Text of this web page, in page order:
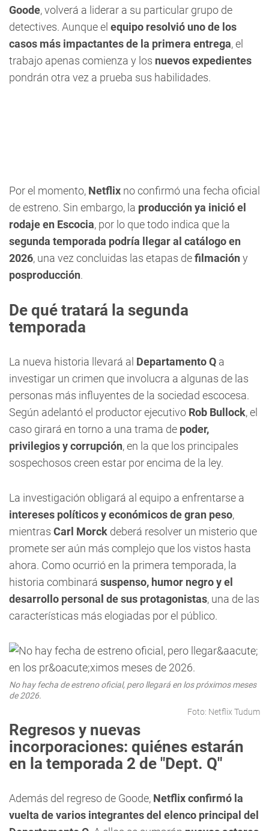
Goode, volverá a liderar a su particular grupo de
detectives. Aunque el equipo resolvió uno de los
casos más impactantes de la primera entrega, el
trabajo apenas comienza y los nuevos expedientes
pondrán otra vez a prueba sus habilidades.
Por el momento, Netflix no confirmó una fecha oficial
de estreno. Sin embargo, la producción ya inició el
rodaje en Escocia, por lo que todo indica que la
segunda temporada podría llegar al catálogo en
2026, una vez concluidas las etapas defilmación y
posproducción.
De qué tratará la segunda
temporada
La nueva historia llevará al DepartamentoQ a
investigar un crimen que involucra a algunas de las
personas más influyentes de la sociedad escocesa.
Según adelantó el productor ejecutivo Rob Bullock, el
caso girará en torno a una trama de poder,
privilegios y corrupción, en la que los principales
sospechosos creen estar por encima de la ley.
La investigación obligará al equipo a enfrentarse a
intereses políticos y económicos de gran peso,
mientras Carl Morck deberá resolver un misterio que
promete ser aún más complejo que los vistos hasta
ahora. Como ocurrió en la primera temporada, la
historia combinará suspenso, humor negro y el
desarrollo personal de sus protagonistas, una de las
características más elogiadas por el público.
No hay fecha de estreno oficial, pero llegará en los próximos meses
de 2026.
Foto: Netflix Tudum
Regresos y nuevas
incorporaciones: quiénes estarán
en la temporada 2 de "Dept. Q"
Además del regreso de Goode, Netflix confirmó la
vuelta de varios integrantes del elenco principal del